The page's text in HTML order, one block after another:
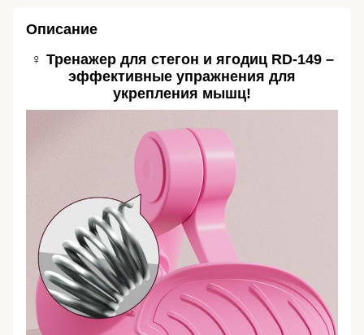
Описание
️♀️ Тренажер для стегон и ягодиц RD-149–
эффективные упражнения для
укрепления мышц!